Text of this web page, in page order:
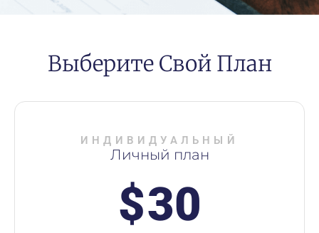
Выберите Свой План
ИНДИВИДУАЛЬНЫЙ
Личный план
$30